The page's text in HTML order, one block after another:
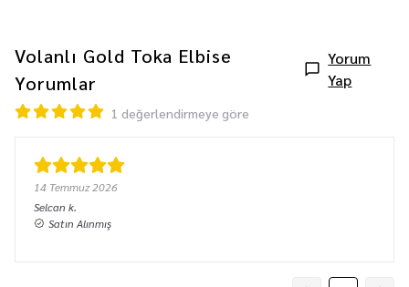
Volanlı Gold Toka Elbise
Yorumlar
Yorum
Yap
1 değerlendirmeye göre
14 Temmuz 2026
Selcan k.
Satın Alınmış